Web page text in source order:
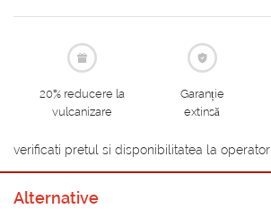
20% reducere la
vulcanizare
Garanție
extinsă
verificati pretul si disponibilitatea la operator
Alternative